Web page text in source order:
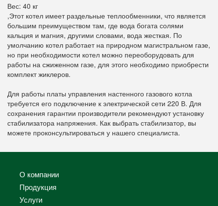
Вес: 40 кг
,Этот котел имеет раздельные теплообменники, что является
большим преимуществом там, где вода богата солями
кальция и магния, другими словами, вода жесткая. По
умолчанию котел работает на природном магистральном газе,
но при необходимости котел можно переоборудовать для
работы на сжиженном газе, для этого необходимо приобрести
комплект жиклеров.
Для работы платы управления настенного газового котла
требуется его подключение к электрической сети 220 В. Для
сохранения гарантии производители рекомендуют установку
стабилизатора напряжения. Как выбрать стабилизатор, вы
можете проконсультироваться у нашего специалиста.
О компании
Продукция
Услуги